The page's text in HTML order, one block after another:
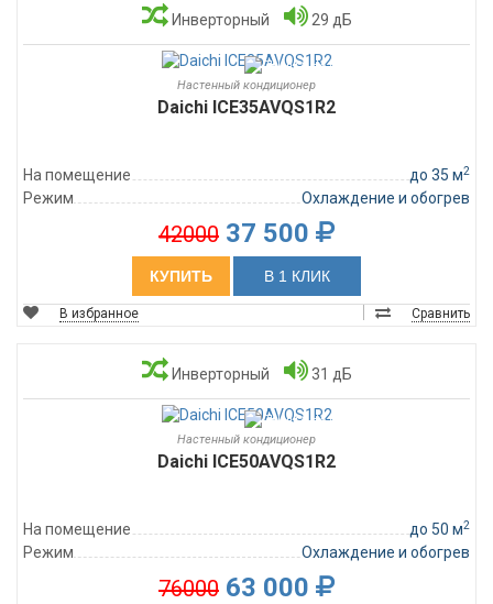
Инверторный 29 дБ
Настенный кондиционер
Daichi ICE35AVQS1R2
На помещение до 35 м2
Режим Охлаждение и обогрев
42000 37 500
КУПИТЬ В 1 КЛИК
В избранное Сравнить
Инверторный 31 дБ
Настенный кондиционер
Daichi ICE50AVQS1R2
На помещение до 50 м2
Режим Охлаждение и обогрев
76000 63 000